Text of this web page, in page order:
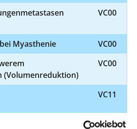
VC00
Myasthenie
VC00
(Volumenreduktion)
VC00
VC11